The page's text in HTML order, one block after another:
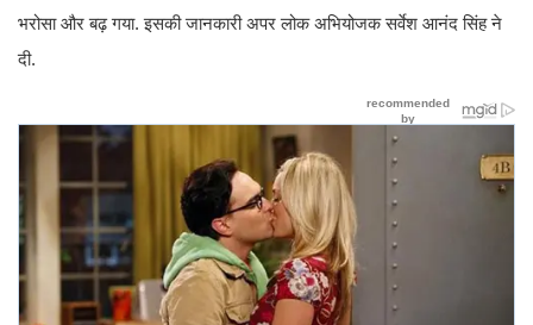
भरोसा और बढ़ गया. इसकी जानकारी अपर लोक अभियोजक सर्वेश आनंद सिंह ने
दी.